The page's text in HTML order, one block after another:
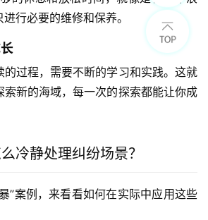
行必要的维修和保养。
的过程，需要不断的学习和实践。这就
索新的海域，每一次的探索都能让你成
冷静处理纠纷场景？
”案例，来看看如何在实际中应用这些